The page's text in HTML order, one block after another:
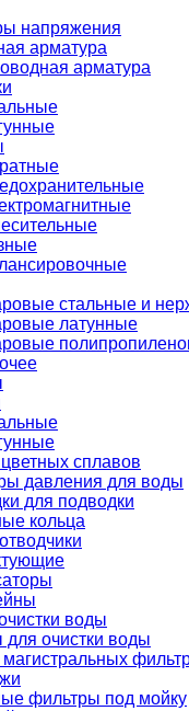
напряжения
арматура
арматура
стальные и
латунные
сплавов
давления для воды
для подводки
кольца
воды
для очистки воды
магистральных
фильтры под мойку